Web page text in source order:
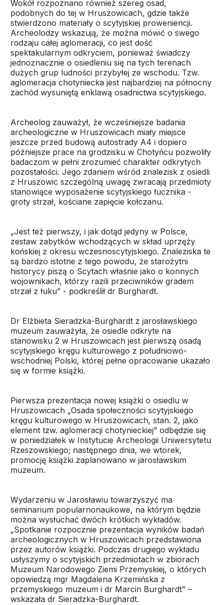
Wokół rozpoznano również szereg osad,
podobnych do tej w Hruszowicach, gdzie także
stwierdzono materiały o scytyjskiej proweniencji.
Archeolodzy wskazują, że można mówić o swego
rodzaju całej aglomeracji, co jest dość
spektakularnym odkryciem, ponieważ świadczy
jednoznacznie o osiedleniu się na tych terenach
dużych grup ludności przybyłej ze wschodu. Tzw.
aglomeracja chotyniecka jest najbardziej na północny
zachód wysuniętą enklawą osadnictwa scytyjskiego.
Archeolog zauważył, że wcześniejsze badania
archeologiczne w Hruszowicach miały miejsce
jeszcze przed budową autostrady A4 i dopiero
późniejsze prace na grodzisku w Chotyńcu pozwoliły
badaczom w pełni zrozumieć charakter odkrytych
pozostałości. Jego zdaniem wśród znalezisk z osiedli
z Hruszowic szczególną uwagę zwracają przedmioty
stanowiące wyposażenie scytyjskiego łucznika -
groty strzał, kościane zapięcie kołczanu.
„Jest też pierwszy, i jak dotąd jedyny w Polsce,
zestaw zabytków wchodzących w skład uprzęży
końskiej z okresu wczesnoscytyjskiego. Znaleziska te
są bardzo istotne z tego powodu, że starożytni
historycy piszą o Scytach właśnie jako o konnych
wojownikach, którzy razili przeciwników gradem
strzał z łuku” - podkreślił dr Burghardt.
Dr Elżbieta Sieradzka-Burghardt z jarosławskiego
muzeum zauważyła, że osiedle odkryte na
stanowisku 2 w Hruszowicach jest pierwszą osadą
scytyjskiego kręgu kulturowego z południowo-
wschodniej Polski, której pełne opracowanie ukazało
się w formie książki.
Pierwsza prezentacja nowej książki o osiedlu w
Hruszowicach „Osada społeczności scytyjskiego
kręgu kulturowego w Hruszowicach, stan. 2, jako
element tzw. aglomeracji chotynieckiej” odbędzie się
w poniedziałek w Instytucie Archeologii Uniwersytetu
Rzeszowskiego; następnego dnia, we wtorek,
promocję książki zaplanowano w jarosławskim
muzeum.
Wydarzeniu w Jarosławiu towarzyszyć ma
seminarium popularnonaukowe, na którym będzie
można wysłuchać dwóch krótkich wykładów.
„Spotkanie rozpocznie prezentacja wyników badań
archeologicznych w Hruszowicach przedstawiona
przez autorów książki. Podczas drugiego wykładu
usłyszymy o scytyjskich przedmiotach w zbiorach
Muzeum Narodowego Ziemi Przemyskiej, o których
opowiedzą mgr Magdalena Krzemińska z
przemyskiego muzeum i dr Marcin Burghardt” –
wskazała dr Sieradzka-Burghardt.